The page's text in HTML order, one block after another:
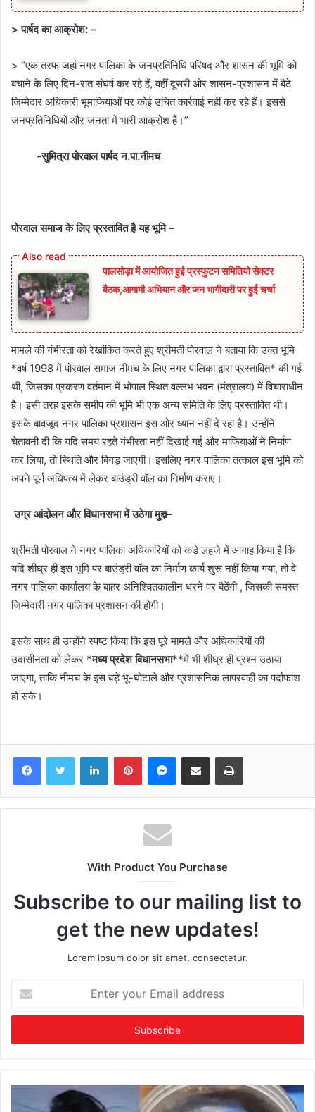
> पार्षद का आक्रोश: –
> “एक तरफ जहां नगर पालिका के जनप्रतिनिधि परिषद और शासन की भूमि को
बचाने के लिए दिन-रात संघर्ष कर रहे हैं, वहीं दूसरी ओर शासन-प्रशासन में बैठे
जिम्मेदार अधिकारी भूमाफियाओं पर कोई उचित कार्रवाई नहीं कर रहे हैं। इससे
जनप्रतिनिधियों और जनता में भारी आक्रोश है।”
-सुमित्रा पोरवाल पार्षद न.पा.नीमच
पोरवाल समाज के लिए प्रस्तावित है यह भूमि–
पालसोड़ा में आयोजित हुई प्रस्फुटन समितियो सेक्टर
बैठक,आगामी अभियान और जन भागीदारी पर हुई चर्चा
मामले की गंभीरता को रेखांकित करते हुए श्रीमती पोरवाल ने बताया कि उक्त भूमि
*वर्ष 1998 में पोरवाल समाज नीमच के लिए नगर पालिका द्वारा प्रस्तावित* की गई
थी, जिसका प्रकरण वर्तमान में भोपाल स्थित वल्लभ भवन (मंत्रालय) में विचाराधीन
है। इसी तरह इसके समीप की भूमि भी एक अन्य समिति के लिए प्रस्तावित थी।
इसके बावजूद नगर पालिका प्रशासन इस ओर ध्यान नहीं दे रहा है। उन्होंने
चेतावनी दी कि यदि समय रहते गंभीरता नहीं दिखाई गई और माफियाओं ने निर्माण
कर लिया, तो स्थिति और बिगड़ जाएगी। इसलिए नगर पालिका तत्काल इस भूमि को
अपने पूर्ण अधिपत्य में लेकर बाउंड्री वॉल का निर्माण कराए।
उग्र आंदोलन और विधानसभा में उठेगा मुद्दा–
श्रीमती पोरवाल ने नगर पालिका अधिकारियों को कड़े लहजे में आगाह किया है कि
यदि शीघ्र ही इस भूमि पर बाउंड्री वॉल का निर्माण कार्य शुरू नहीं किया गया, तो वे
नगर पालिका कार्यालय के बाहर अनिश्चितकालीन धरने पर बैठेंगी , जिसकी समस्त
जिम्मेदारी नगर पालिका प्रशासन की होगी।
इसके साथ ही उन्होंने स्पष्ट किया कि इस पूरे मामले और अधिकारियों की
उदासीनता को लेकर *मध्य प्रदेश विधानसभा**में भी शीघ्र ही प्रश्न उठाया
जाएगा, ताकि नीमच के इस बड़े भू-घोटाले और प्रशासनिक लापरवाही का पर्दाफाश
हो सके।
FacebookTwitter LinkedInPinterestMessenger
Share via Email Print
With Product You Purchase
Subscribe to our mailing list to
get the new updates!
Lorem ipsum dolor sit amet, consectetur.
your
Email